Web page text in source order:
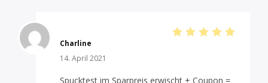
Charline
14. April 2021
Spucktest im Sparpreis erwischt + Coupon =